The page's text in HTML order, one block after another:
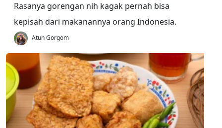
Rasanya gorengan nih kagak pernah bisa
kepisah dari makanannya orang Indonesia.
Atun Gorgom